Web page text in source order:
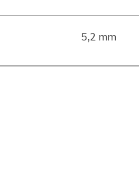
5,2 mm